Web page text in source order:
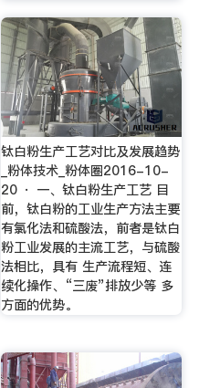
钛白粉生产工艺对比及发展趋势
_粉体技术_粉体圈2016-10-
20 · 一、钛白粉生产工艺 目
前，钛白粉的工业生产方法主要
有氯化法和硫酸法，前者是钛白
粉工业发展的主流工艺，与硫酸
法相比，具有 生产流程短、连
续化操作、“三废”排放少等 多
方面的优势。